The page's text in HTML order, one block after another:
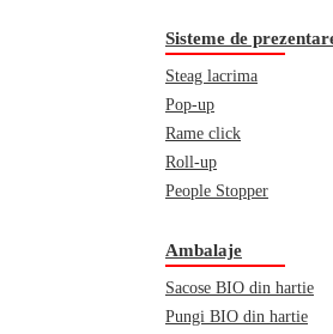
Sisteme de
Steag lacrima
Pop-up
Rame click
Roll-up
People Stopper
Ambalaje
Sacose BIO din hartie
Pungi BIO din hartie